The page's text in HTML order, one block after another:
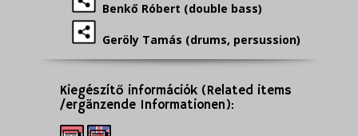
Benkő Róbert (double bass)
Geröly Tamás (drums, persussion)
Kiegészítő információk (Related items
/ergänzende Informationen):